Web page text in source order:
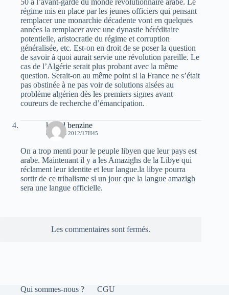
50 à l’avant-garde du monde révolutionnaire arabe. Le
régime mis en place par les jeunes officiers qui pensant
remplacer une monarchie décadente vont en quelques
années la remplacer avec une dynastie héréditaire
potentielle, aristocratie du régime et corruption
généralisée, etc. Est-on en droit de se poser la question
de savoir à quoi aurait servie une révolution pareille. Le
cas de l’Algérie serait plus probant avec la même
question. Serait-on au même point si la France ne s’était
pas obstinée à ne pas voir de solutions aisées au
problème algérien dès les premiers signes avant
coureurs de recherche d’émancipation.
kamel benzine
8 MARS 2012/17H45
On a trop menti pour le peuple libyen que leur pays est
arabe. Maintenant il y a les Amazighs de la Libye qui
réclament leur identite et leur langue.la libye pourra
sortir de ce tribalisme si un jour que la langue amazigh
sera une langue officielle.
Les commentaires sont fermés.
Qui sommes-nous ?
CGU